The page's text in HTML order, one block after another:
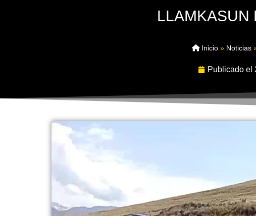
LLAMKASUN
Inicio» Noticias
Publicado el